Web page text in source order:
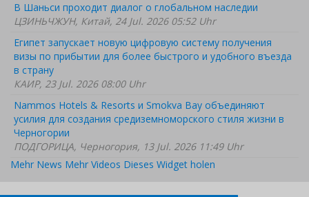
В Шаньси проходит диалог о глобальном наследии
ЦЗИНЬЧЖУН, Китай, 24 Jul. 2026 05:52 Uhr
Египет запускает новую цифровую систему получения
визы по прибытии для более быстрого и удобного въезда
в страну
КАИР, 23 Jul. 2026 08:00 Uhr
Nammos Hotels & Resorts и Smokva Bay объединяют
усилия для создания средиземноморского стиля жизни в
Черногории
ПОДГОРИЦА, Черногория, 13 Jul. 2026 11:49 Uhr
Mehr News Mehr Videos Dieses Widget holen